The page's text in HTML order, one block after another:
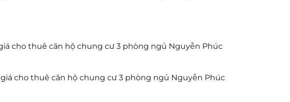
cho thuê căn hộ chung cư 3 phòng ngủ Nguyễn Phúc
cho thuê căn hộ chung cư 3 phòng ngủ Nguyễn Phúc